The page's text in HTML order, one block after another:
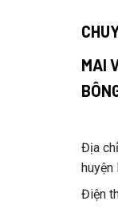
MAI
Địa
huyện
Điện